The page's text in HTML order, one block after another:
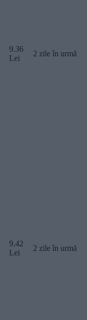
9.36
Lei
2 zile în urmă
9.42
Lei
2 zile în urmă